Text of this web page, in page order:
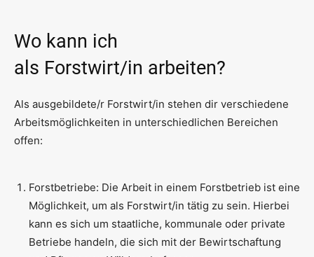
Wo kann ich
als Forstwirt/in arbeiten?
Als ausgebildete/r Forstwirt/in stehen dir verschiedene
Arbeitsmöglichkeiten in unterschiedlichen Bereichen
offen:
Forstbetriebe: Die Arbeit in einem Forstbetrieb ist eine
Möglichkeit, um als Forstwirt/in tätig zu sein. Hierbei
kann es sich um staatliche, kommunale oder private
Betriebe handeln, die sich mit der Bewirtschaftung